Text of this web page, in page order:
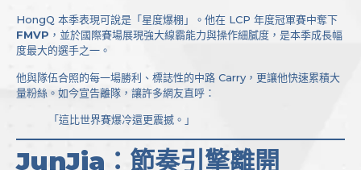
HongQ 本季表現可說是「星度爆棚」。他在 LCP 年度冠軍賽中奪下
FMVP ，並於國際賽場展現強大線霸能力與操作細膩度，是本季成長幅
度最大的選手之一。
他與隊伍合照的每一場勝利、標誌性的中路 Carry，更讓他快速累積大
量粉絲。如今宣告離隊，讓許多網友直呼：
「這比世界賽爆冷還更震撼。」
JunJia：節奏引擎離開